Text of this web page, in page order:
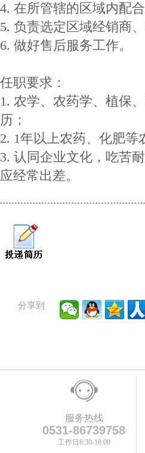
4. 在所管辖的区域内配
5. 负责选定区域经销商
6. 做好售后服务工作。
任职要求：
1. 农学、农药学、植保
历；
2. 1年以上农药、化肥等
3. 认同企业文化，吃苦
应经常出差。
分享到
服务热线
0531-86739758
工作日8:30-18:00